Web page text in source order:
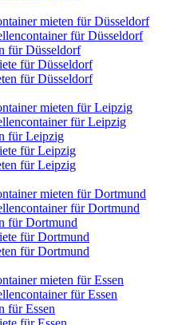
mieten für Düsseldorf
für Düsseldorf
für Düsseldorf
für Düsseldorf
für Düsseldorf
mieten für Leipzig
für Leipzig
für Leipzig
für Leipzig
für Leipzig
mieten für Dortmund
für Dortmund
für Dortmund
für Dortmund
für Dortmund
mieten für Essen
für Essen
für Essen